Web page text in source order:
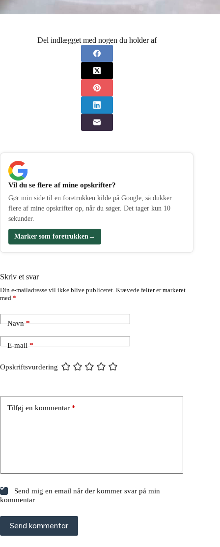
Del indlægget med nogen du holder af
Vil du se flere af mine opskrifter?
Gør min side til en foretrukken kilde på Google, så dukker
flere af mine opskrifter op, når du søger. Det tager kun 10
sekunder.
Marker som foretrukken →
Skriv et svar
Din e-mailadresse vil ikke blive publiceret. Krævede felter er markeret
med *
Navn*
E-mail*
Opskriftsvurdering
Tilføj en kommentar *
Send mig en email når der kommer svar på min
kommentar
Send kommentar